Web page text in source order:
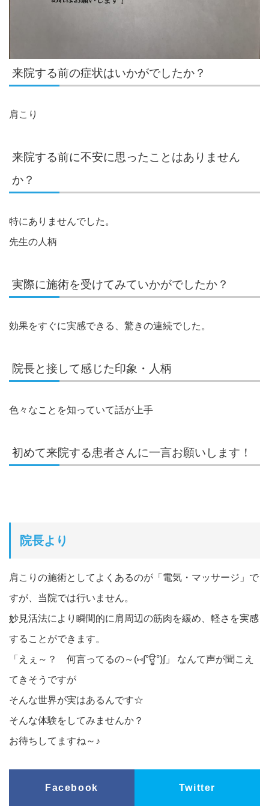
来院する前の症状はいかがでしたか？
肩こり
来院する前に不安に思ったことはありません
か？
特にありませんでした。
先生の人柄
実際に施術を受けてみていかがでしたか？
効果をすぐに実感できる、驚きの連続でした。
院長と接して感じた印象・人柄
色々なことを知っていて話が上手
初めて来院する患者さんに一言お願いします！
院長より
肩こりの施術としてよくあるのが「電気・マッサージ」で
すが、当院では行いません。
妙見活法により瞬間的に肩周辺の筋肉を緩め、軽さを実感
することができます。
「えぇ～？ 何言ってるの～ (⑅∫°ਊ°)∫」 なんて声が聞こえ
てきそうですが
そんな世界が実はあるんです☆
そんな体験をしてみませんか？
お待ちしてますね～♪
Facebook Twitter